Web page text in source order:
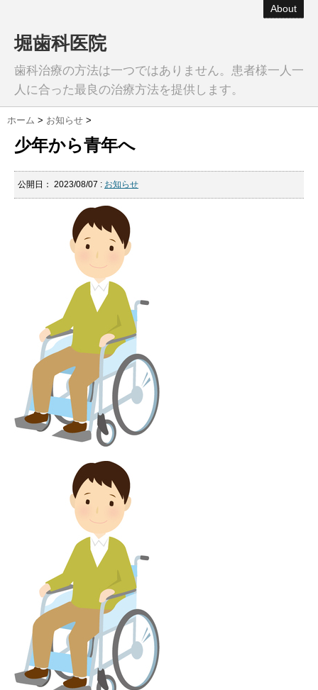
About
堀歯科医院
歯科治療の方法は一つではありません。患者様一人一
人に合った最良の治療方法を提供します。
ホーム > お知らせ >
少年から青年へ
公開日： 2023/08/07 : お知らせ